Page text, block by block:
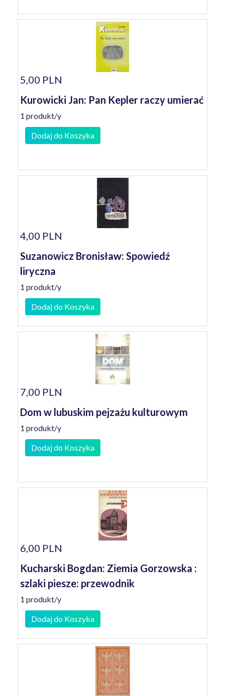
5,00 PLN
Kurowicki Jan: Pan Kepler raczy umierać
1 produkt/y
Dodaj do Koszyka
4,00 PLN
Suzanowicz Bronisław: Spowiedź
liryczna
1 produkt/y
Dodaj do Koszyka
7,00 PLN
Dom w lubuskim pejzażu kulturowym
1 produkt/y
Dodaj do Koszyka
6,00 PLN
Kucharski Bogdan: Ziemia Gorzowska :
szlaki piesze: przewodnik
1 produkt/y
Dodaj do Koszyka